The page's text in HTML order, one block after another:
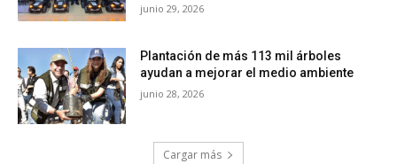
junio 29, 2026
Plantación de más 113 mil árboles
ayudan a mejorar el medio ambiente
junio 28, 2026
Cargar más